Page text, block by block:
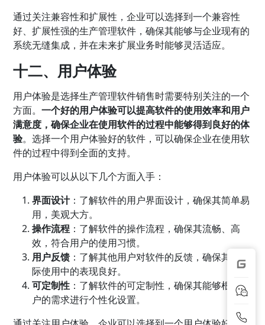
通过关注兼容性和扩展性，企业可以选择到一个兼容性
好、扩展性强的生产管理软件，确保其能够与企业现有的
系统无缝集成，并在未来扩展业务时能够灵活适应。
十二、用户体验
用户体验是选择生产管理软件销售时需要特别关注的一个
方面。一个好的用户体验可以提高软件的使用效率和用户
满意度，确保企业在使用软件的过程中能够得到良好的体
验。选择一个用户体验好的软件，可以确保企业在使用软
件的过程中得到全面的支持。
用户体验可以从以下几个方面入手：
界面设计：了解软件的用户界面设计，确保其简单易
用，美观大方。
操作流程 ：了解软件的操作流程，确保其流畅、高
效，符合用户的使用习惯。
用户反馈 ：了解其他用户对软件的反馈，确保其在实
际使用中的表现良好。
可定制性 ：了解软件的可定制性，确保其能够根据用
户的需求进行个性化设置。